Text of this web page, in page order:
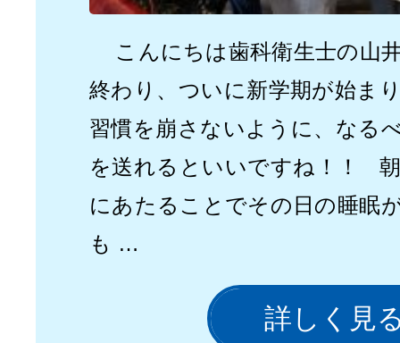
こんにちは歯科衛生士の山
終わり、ついに新学期が始ま
習慣を崩さないように、なる
を送れるといいですね！！
にあたることでその日の睡眠
も …
詳しく見